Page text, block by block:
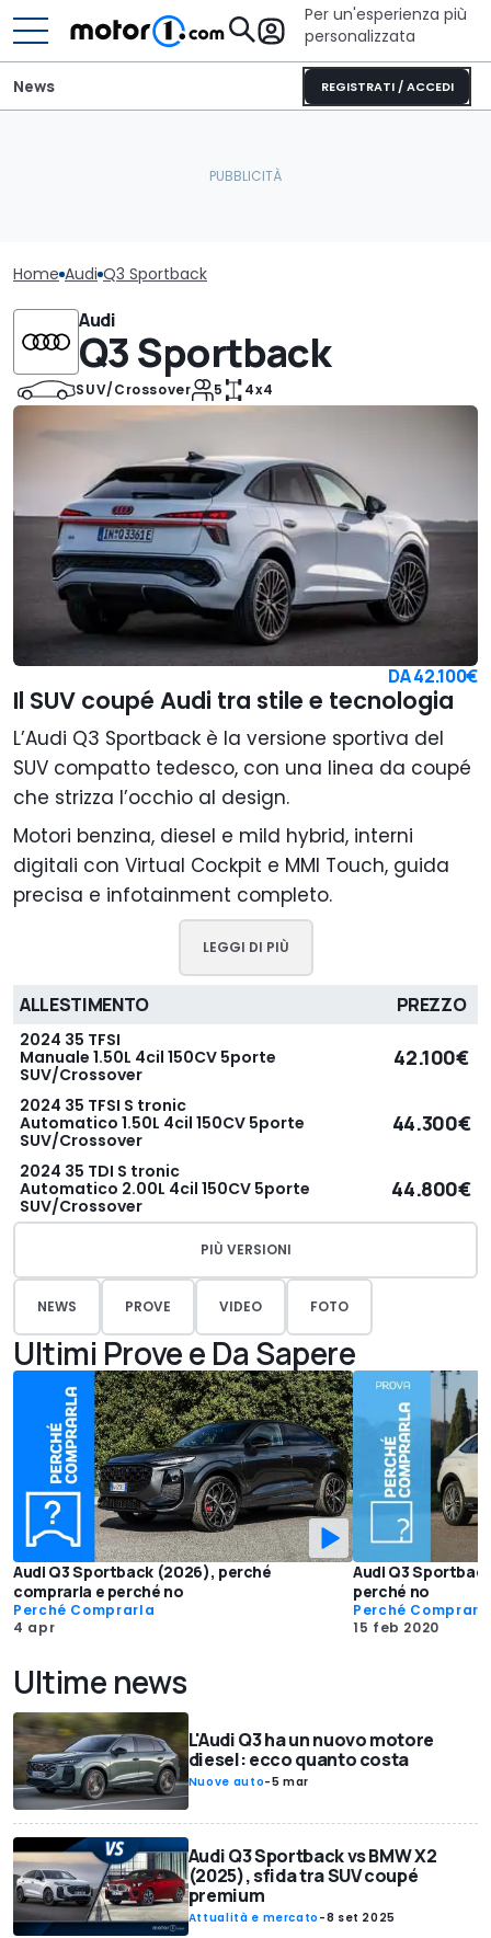
Per un'esperienza più
personalizzata
REGISTRATI / ACCEDI
News
Home Audi Q3 Sportback
Audi
Q3 Sportback
SUV/Crossover 5 4x4
DA42.100€
Il SUV coupé Audi tra stile e tecnologia
L’Audi Q3 Sportback è la versione sportiva del
SUV compatto tedesco, con una linea da coupé
che strizza l’occhio al design.
Motori benzina, diesel e mild hybrid, interni
digitali con Virtual Cockpit e MMI Touch, guida
precisa e infotainment completo.
LEGGI DI PIÙ
ALLESTIMENTO PREZZO
2024 35 TFSI
Manuale 1.50L 4cil 150CV 5porte
SUV/Crossover
42.100€
2024 35 TFSI S tronic
Automatico 1.50L 4cil 150CV 5porte
SUV/Crossover
44.300€
2024 35 TDI S tronic
Automatico 2.00L 4cil 150CV 5porte
SUV/Crossover
44.800€
PIÙ VERSIONI
NEWS PROVE VIDEO FOTO
Ultimi Prove e Da Sapere
Audi Q3 Sportback (2026), perché
comprarla e perché no
Perché Comprarla
4 apr
Audi Q3
perché no
Perché
15 feb 2020
Ultime news
L'Audi Q3 ha un nuovo motore
diesel: ecco quanto costa
Nuove auto-5 mar
Audi Q3 Sportback vs BMW X2
(2025), sfida tra SUV coupé
premium
Attualità e mercato -8 set 2025